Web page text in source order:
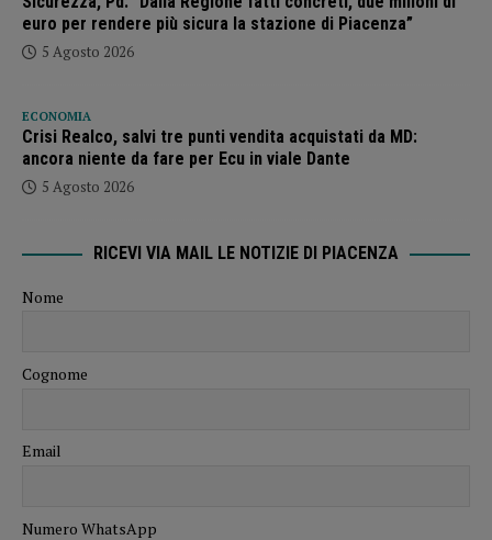
euro per rendere più sicura la stazione di Piacenza”
5 Agosto 2026
ECONOMIA
Crisi Realco, salvi tre punti vendita acquistati da MD:
ancora niente da fare per Ecu in viale Dante
5 Agosto 2026
RICEVI VIA MAIL LE NOTIZIE DI PIACENZA
Nome
Cognome
Email
Numero WhatsApp